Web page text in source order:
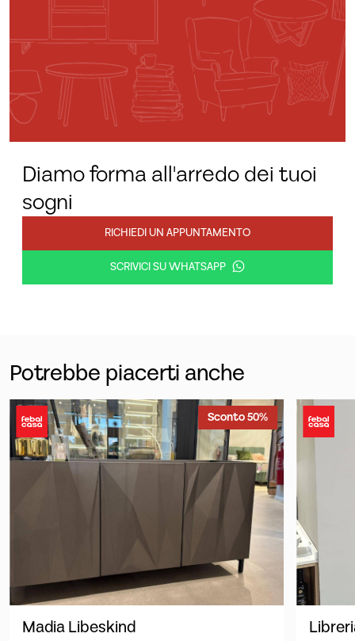
Diamo forma all'arredo dei tuoi
sogni
RICHIEDI UN APPUNTAMENTO
SCRIVICI SU WHATSAPP
Potrebbe piacerti anche
Sconto 50%
Madia Libeskind